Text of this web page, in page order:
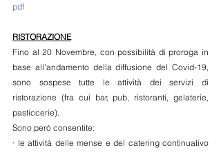
pdf
RISTORAZIONE
Fino al 20 Novembre, con possibilità di proroga in
base all’andamento della diffusione del Covid-19,
sono sospese tutte le attività dei servizi di
ristorazione (fra cui bar, pub, ristoranti, gelaterie,
pasticcerie).
Sono però consentite:
· le attività delle mense e del catering continuativo